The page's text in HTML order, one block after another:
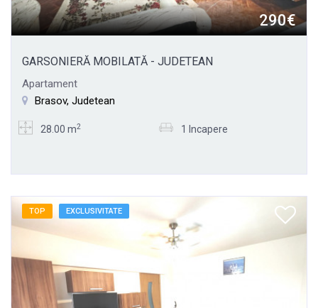
290€
GARSONIERĂ MOBILATĂ - JUDETEAN
Apartament
Brasov, Judetean
28.00 m2 1 Incapere
TOP EXCLUSIVITATE